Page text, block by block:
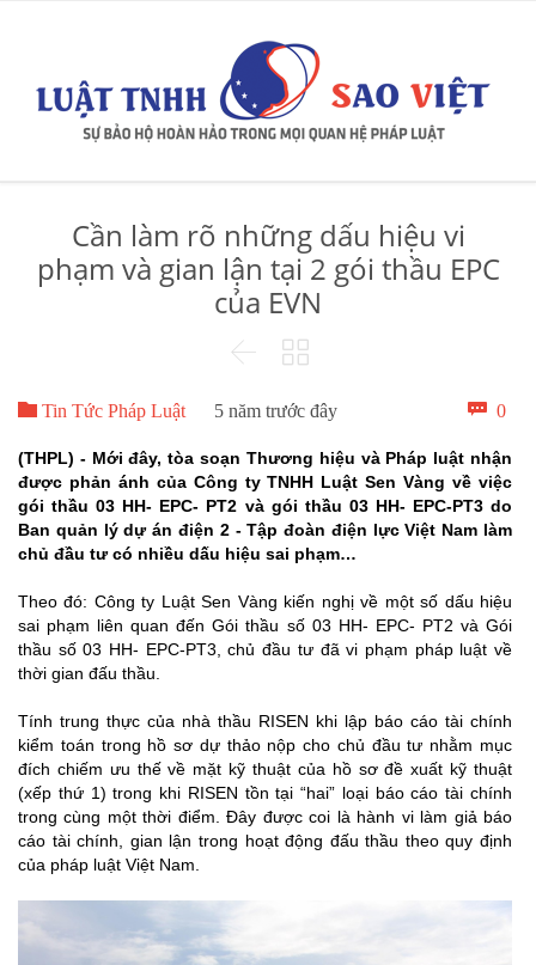
Cần làm rõ những dấu hiệu vi
phạm và gian lận tại 2 gói thầu EPC
của EVN
 
 Tin Tức Pháp Luật 5 năm trước đây  0
(THPL) - Mới đây, tòa soạn Thương hiệu và Pháp luật nhận
được phản ánh của Công ty TNHH Luật Sen Vàng về việc
gói thầu 03 HH- EPC- PT2 và gói thầu 03 HH- EPC-PT3 do
Ban quản lý dự án điện 2 - Tập đoàn điện lực Việt Nam làm
chủ đầu tư có nhiều dấu hiệu sai phạm…
Theo đó: Công ty Luật Sen Vàng kiến nghị về một số dấu hiệu
sai phạm liên quan đến Gói thầu số 03 HH- EPC- PT2 và Gói
thầu số 03 HH- EPC-PT3, chủ đầu tư đã vi phạm pháp luật về
thời gian đấu thầu.
Tính trung thực của nhà thầu RISEN khi lập báo cáo tài chính
kiểm toán trong hồ sơ dự thảo nộp cho chủ đầu tư nhằm mục
đích chiếm ưu thế về mặt kỹ thuật của hồ sơ đề xuất kỹ thuật
(xếp thứ 1) trong khi RISEN tồn tại “hai” loại báo cáo tài chính
trong cùng một thời điểm. Đây được coi là hành vi làm giả báo
cáo tài chính, gian lận trong hoạt động đấu thầu theo quy định
của pháp luật Việt Nam.